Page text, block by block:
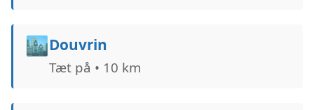
🏙️Douvrin
Tæt på • 10 km